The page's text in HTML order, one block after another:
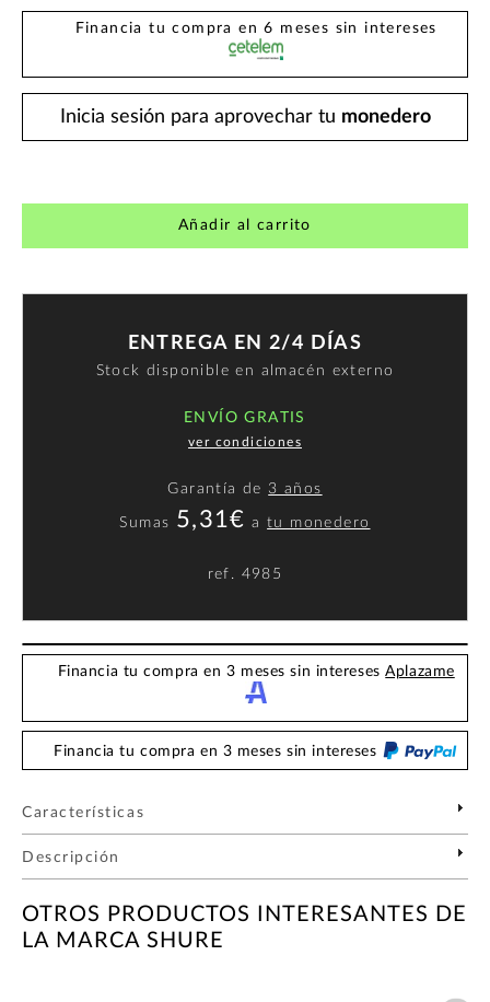
Financia tu compra en 6 meses sin intereses
Inicia sesión para aprovechar tu monedero
Añadir al carrito
ENTREGA EN 2/4 DÍAS
Stock disponible en almacén externo
ENVÍO GRATIS
ver condiciones
Garantía de 3 años
Sumas 5,31€ atu monedero
ref. 4985
Financia tu compra en 3 meses sin interesesAplazame
Financia tu compra en 3 meses sin intereses
Características
Descripción
OTROS PRODUCTOS INTERESANTES DE
LA MARCA SHURE